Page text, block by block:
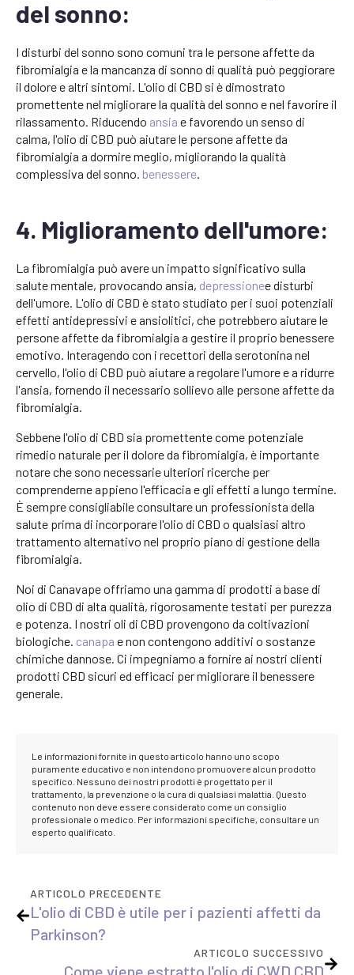
del sonno:
I disturbi del sonno sono comuni tra le persone affette da
fibromialgia e la mancanza di sonno di qualità può peggiorare
il dolore e altri sintomi. L'olio di CBD si è dimostrato
promettente nel migliorare la qualità del sonno e nel favorire il
rilassamento. Riducendo ansia e favorendo un senso di
calma, l'olio di CBD può aiutare le persone affette da
fibromialgia a dormire meglio, migliorando la qualità
complessiva del sonno. benessere.
4. Miglioramento dell'umore:
La fibromialgia può avere un impatto significativo sulla
salute mentale, provocando ansia, depressionee disturbi
dell'umore. L'olio di CBD è stato studiato per i suoi potenziali
effetti antidepressivi e ansiolitici, che potrebbero aiutare le
persone affette da fibromialgia a gestire il proprio benessere
emotivo. Interagendo con i recettori della serotonina nel
cervello, l'olio di CBD può aiutare a regolare l'umore e a ridurre
l'ansia, fornendo il necessario sollievo alle persone affette da
fibromialgia.
Sebbene l'olio di CBD sia promettente come potenziale
rimedio naturale per il dolore da fibromialgia, è importante
notare che sono necessarie ulteriori ricerche per
comprenderne appieno l'efficacia e gli effetti a lungo termine.
È sempre consigliabile consultare un professionista della
salute prima di incorporare l'olio di CBD o qualsiasi altro
trattamento alternativo nel proprio piano di gestione della
fibromialgia.
Noi di Canavape offriamo una gamma di prodotti a base di
olio di CBD di alta qualità, rigorosamente testati per purezza
e potenza. I nostri oli di CBD provengono da coltivazioni
biologiche. canapa e non contengono additivi o sostanze
chimiche dannose. Ci impegniamo a fornire ai nostri clienti
prodotti CBD sicuri ed efficaci per migliorare il benessere
generale.
Le informazioni fornite in questo articolo hanno uno scopo
puramente educativo e non intendono promuovere alcun prodotto
specifico. Nessuno dei nostri prodotti è progettato per il
trattamento, la prevenzione o la cura di qualsiasi malattia. Questo
contenuto non deve essere considerato come un consiglio
professionale o medico. Per informazioni specifiche, consultare un
esperto qualificato.
ARTICOLO PRECEDENTE
L'olio di CBD è utile per i pazienti affetti da
Parkinson?
ARTICOLO SUCCESSIVO
Come viene estratto l'olio di CWD CBD